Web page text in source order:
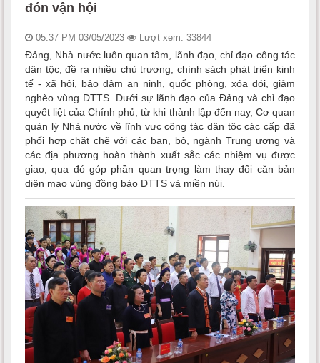
đón vận hội
05:37 PM 03/05/2023 Lượt xem: 33844
Đảng, Nhà nước luôn quan tâm, lãnh đạo, chỉ đạo công tác
dân tộc, đề ra nhiều chủ trương, chính sách phát triển kinh
tế - xã hội, bảo đảm an ninh, quốc phòng, xóa đói, giảm
nghèo vùng DTTS. Dưới sự lãnh đạo của Đảng và chỉ đạo
quyết liệt của Chính phủ, từ khi thành lập đến nay, Cơ quan
quản lý Nhà nước về lĩnh vực công tác dân tộc các cấp đã
phối hợp chặt chẽ với các ban, bộ, ngành Trung ương và
các địa phương hoàn thành xuất sắc các nhiệm vụ được
giao, qua đó góp phần quan trọng làm thay đổi căn bản
diện mạo vùng đồng bào DTTS và miền núi.